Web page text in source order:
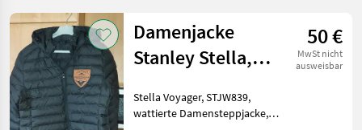
Damenjacke
Stanley Stella,
Voyager
50 €
MwSt nicht
ausweisbar
Stella Voyager, STJW839,
wattierte Damensteppjacke,